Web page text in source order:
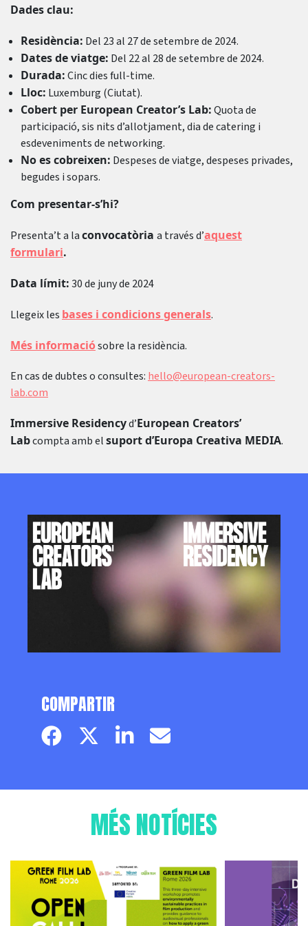
Dades clau:
Residència: Del 23 al 27 de setembre de 2024.
Dates de viatge: Del 22 al 28 de setembre de 2024.
Durada:Cinc dies full-time.
Lloc: Luxemburg (Ciutat).
Cobert per European Creator’s Lab:Quota de
participació, sis nits d’allotjament, dia de catering i
esdeveniments de networking.
No es cobreixen: Despeses de viatge, despeses privades,
begudes i sopars.
Com presentar-s’hi?
Presenta’t a laconvocatòria a través d’aquest
formulari.
Data límit:30 de juny de 2024
Llegeix les bases i condicions generals.
Més informaciósobre la residència.
En cas de dubtes o consultes: hello@european-creators-
lab.com
Immersive Residencyd’European Creators’
Labcompta amb elsuport d’Europa Creativa MEDIA.
COMPARTIR
Facebook pageTwitter page
LinkedinEmail
MÉS NOTÍCIES